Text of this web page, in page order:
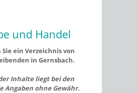
und Handel
ein Verzeichnis von
in Gernsbach.
Inhalte liegt bei den
Angaben ohne Gewähr.